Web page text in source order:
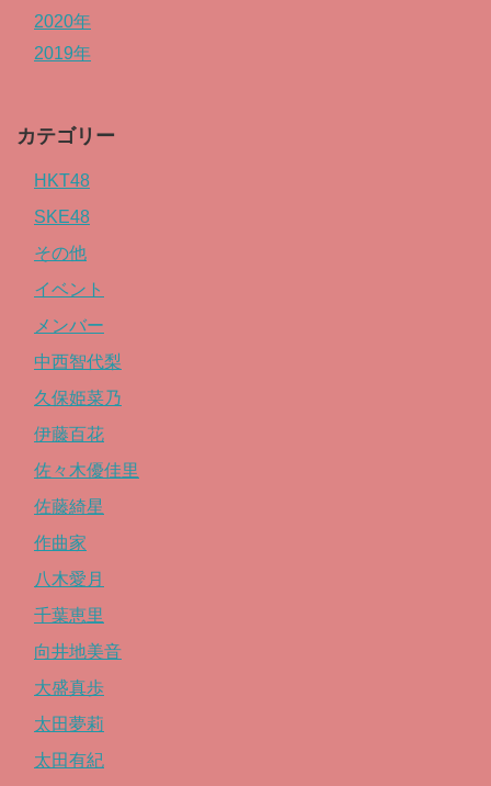
2020年
2019年
カテゴリー
HKT48
SKE48
その他
イベント
メンバー
中西智代梨
久保姫菜乃
伊藤百花
佐々木優佳里
佐藤綺星
作曲家
八木愛月
千葉恵里
向井地美音
大盛真歩
太田夢莉
太田有紀